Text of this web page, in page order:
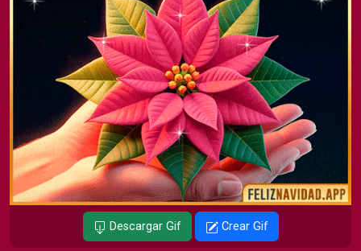
Descargar Gif Crear Gif